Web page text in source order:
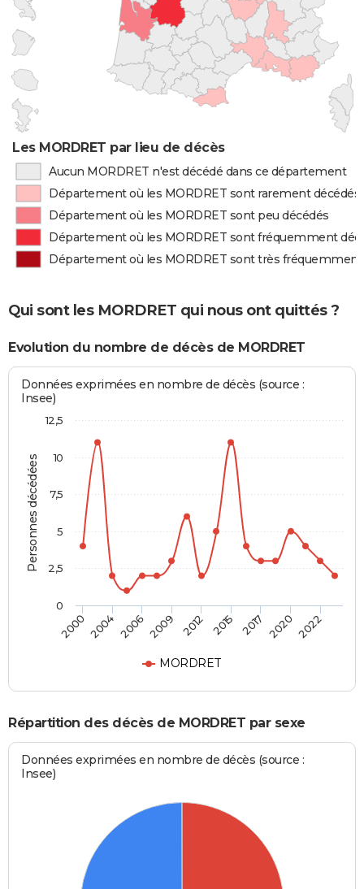
Les MORDRET par lieu de décès
Aucun MORDRET n'est décédé dans ce département
Département où les MORDRET sont rarement décédés
Département où les MORDRET sont peu décédés
Département où les MORDRET sont fréquemment
Département où les MORDRET sont très fréquemment
Qui sont les MORDRET qui nous ont quittés ?
Evolution du nombre de décès de MORDRET
Personnes décédées
Données exprimées en nombre de décès (source :
Insee)
MORDRET
2000 2004 20062009 2012 2015 2017 2020 2022
0
2,5
5
7,5
10
12,5
Répartition des décès de MORDRET par sexe
Données exprimées en nombre de décès (source :
Insee)